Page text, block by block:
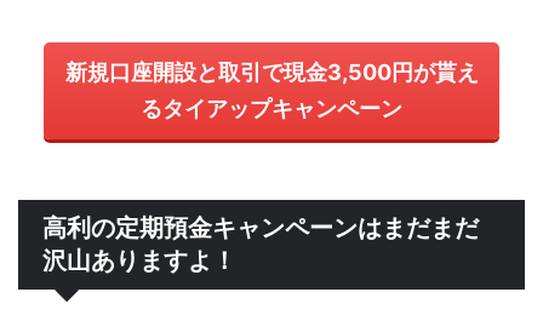
新規口座開設と取引で現金3,500円が貰え
るタイアップキャンペーン
高利の定期預金キャンペーンはまだまだ
沢山ありますよ！